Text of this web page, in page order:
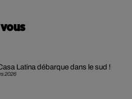
2026
Latina débarque dans le sud !